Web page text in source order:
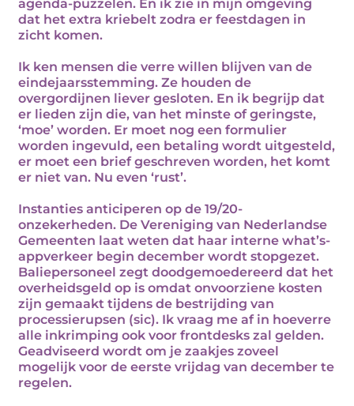
agenda-puzzelen. En ik zie in mijn omgeving
dat het extra kriebelt zodra er feestdagen in
zicht komen.
Ik ken mensen die verre willen blijven van de
eindejaarsstemming. Ze houden de
overgordijnen liever gesloten. En ik begrijp dat
er lieden zijn die, van het minste of geringste,
‘moe’ worden. Er moet nog een formulier
worden ingevuld, een betaling wordt uitgesteld,
er moet een brief geschreven worden, het komt
er niet van. Nu even ‘rust’.
Instanties anticiperen op de 19/20-
onzekerheden. De Vereniging van Nederlandse
Gemeenten laat weten dat haar interne what’s-
appverkeer begin december wordt stopgezet.
Baliepersoneel zegt doodgemoedereerd dat het
overheidsgeld op is omdat onvoorziene kosten
zijn gemaakt tijdens de bestrijding van
processierupsen (sic). Ik vraag me af in hoeverre
alle inkrimping ook voor frontdesks zal gelden.
Geadviseerd wordt om je zaakjes zoveel
mogelijk voor de eerste vrijdag van december te
regelen.